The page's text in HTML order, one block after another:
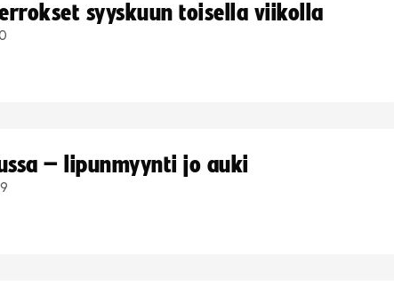
syyskuun toisella viikolla
– lipunmyynti jo auki